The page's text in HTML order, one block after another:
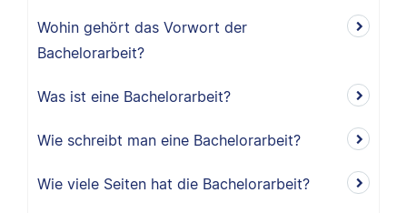
Wohin gehört das Vorwort der
Bachelorarbeit?
Was ist eine Bachelorarbeit?
Wie schreibt man eine Bachelorarbeit?
Wie viele Seiten hat die Bachelorarbeit?